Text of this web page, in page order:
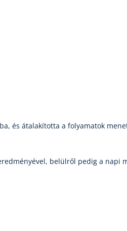
és átalakította a folyamatok
belülről pedig a